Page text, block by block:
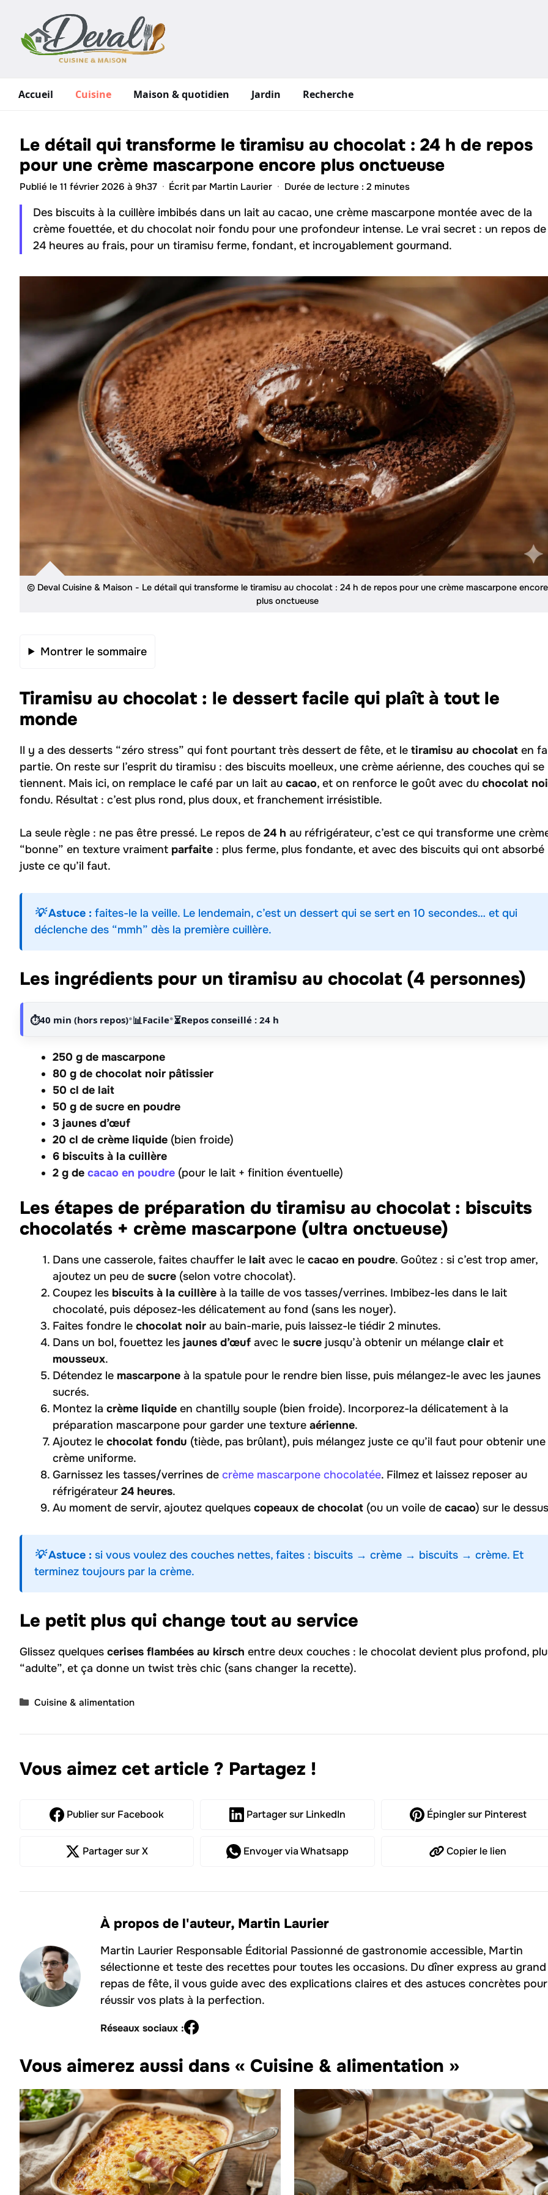
contenu
Accueil Cuisine Maison & quotidien Jardin Recherche
Le détail qui transforme le tiramisu au chocolat : 24 h de repos
pour une crème mascarpone encore plus onctueuse
Publié le 11 février 2026 à 9h37 · Écrit par Martin Laurier · Durée de lecture : 2 minutes
Des biscuits à la cuillère imbibés dans un lait au cacao, une crème mascarpone montée avec de la
crème fouettée, et du chocolat noir fondu pour une profondeur intense. Le vrai secret : un repos de
24 heures au frais, pour un tiramisu ferme, fondant, et incroyablement gourmand.
© Deval Cuisine & Maison - Le détail qui transforme le tiramisu au chocolat : 24 h de repos pour une crème mascarpone encore
plus onctueuse
Montrer le sommaire
Tiramisu au chocolat : le dessert facile qui plaît à tout le
monde
Il y a des desserts “zéro stress” qui font pourtant très dessert de fête, et le tiramisu au chocolat en
partie. On reste sur l’esprit du tiramisu : des biscuits moelleux, une crème aérienne, des couches qui se
tiennent. Mais ici, on remplace le café par un lait au cacao, et on renforce le goût avec du chocolat
fondu. Résultat : c’est plus rond, plus doux, et franchement irrésistible.
La seule règle : ne pas être pressé. Le repos de 24 h au réfrigérateur, c’est ce qui transforme une
“bonne” en texture vraiment parfaite : plus ferme, plus fondante, et avec des biscuits qui ont absorbé
juste ce qu’il faut.
💡 Astuce : faites-le la veille. Le lendemain, c’est un dessert qui se sert en 10 secondes… et qui
déclenche des “mmh” dès la première cuillère.
Les ingrédients pour un tiramisu au chocolat (4 personnes)
⏱️40 min (hors repos)•📊Facile•⏳Repos conseillé : 24 h
250 g de mascarpone
80 g de chocolat noir pâtissier
50 cl de lait
50 g de sucre en poudre
3 jaunes d’œuf
20 cl de crème liquide (bien froide)
6 biscuits à la cuillère
2 g de cacao en poudre (pour le lait + finition éventuelle)
Les étapes de préparation du tiramisu au chocolat : biscuits
chocolatés + crème mascarpone (ultra onctueuse)
Dans une casserole, faites chauffer le lait avec le cacao en poudre. Goûtez : si c’est trop amer,
ajoutez un peu de sucre (selon votre chocolat).
Coupez les biscuits à la cuillère à la taille de vos tasses/verrines. Imbibez-les dans le lait
chocolaté, puis déposez-les délicatement au fond (sans les noyer).
Faites fondre le chocolat noir au bain-marie, puis laissez-le tiédir 2 minutes.
Dans un bol, fouettez les jaunes d’œuf avec le sucre jusqu’à obtenir un mélange clair et
mousseux.
Détendez le mascarpone à la spatule pour le rendre bien lisse, puis mélangez-le avec les jaunes
sucrés.
Montez la crème liquide en chantilly souple (bien froide). Incorporez-la délicatement à la
préparation mascarpone pour garder une texture aérienne.
Ajoutez le chocolat fondu (tiède, pas brûlant), puis mélangez juste ce qu’il faut pour obtenir une
crème uniforme.
Garnissez les tasses/verrines de crème mascarpone chocolatée. Filmez et laissez reposer au
réfrigérateur 24 heures.
Au moment de servir, ajoutez quelques copeaux de chocolat (ou un voile de cacao) sur le
💡 Astuce : si vous voulez des couches nettes, faites : biscuits → crème → biscuits → crème. Et
terminez toujours par la crème.
Le petit plus qui change tout au service
Glissez quelques cerises flambées au kirsch entre deux couches : le chocolat devient plus profond,
“adulte”, et ça donne un twist très chic (sans changer la recette).
Catégories
Cuisine & alimentation
Vous aimez cet article ? Partagez !
Publiersur Facebook Partagersur LinkedIn Épinglersur Pinterest
Partagersur X Envoyervia Whatsapp Copier le lien
À propos de l'auteur, Martin Laurier
Martin Laurier Responsable Éditorial Passionné de gastronomie accessible, Martin
sélectionne et teste des recettes pour toutes les occasions. Du dîner express au grand
repas de fête, il vous guide avec des explications claires et des astuces concrètes pour
réussir vos plats à la perfection.
Réseaux sociaux :
Vous aimerez aussi dans « Cuisine & alimentation »